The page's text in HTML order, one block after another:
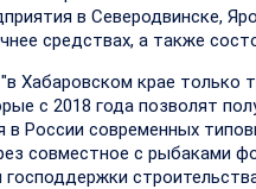
в Северодвинске,
средствах, а также
"в Хабаровском крае
с 2018 года позволят
в России современных
совместное с рыбаками